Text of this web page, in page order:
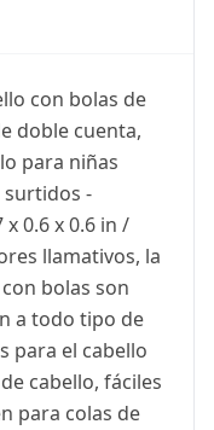
con bolas de
doble cuenta,
para niñas
surtidos -
0.6 x 0.6 in /
llamativos, la
bolas son
a todo tipo de
para el cabello
cabello, fáciles
para colas de